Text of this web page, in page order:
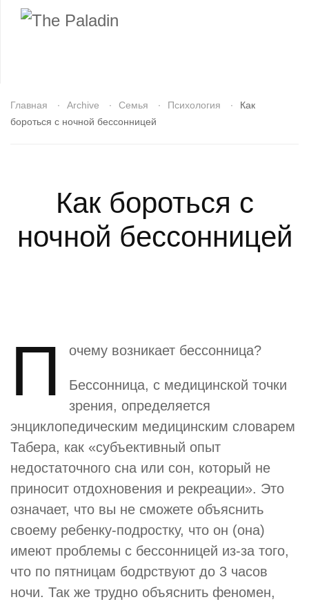
Главная Archive Семья Психология
Как
бороться с ночной бессонницей
Как бороться с
ночной бессонницей
П очему возникает бессонница?
Бессонница, с медицинской точки
зрения, определяется
энциклопедическим медицинским словарем
Табера, как «субъективный опыт
недостаточного сна или сон, который не
приносит отдохновения и рекреации». Это
означает, что вы не сможете объяснить
своему ребенку-подростку, что он (она)
имеют проблемы с бессонницей из-за того,
что по пятницам бодрствуют до 3 часов
ночи. Так же трудно объяснить феномен,